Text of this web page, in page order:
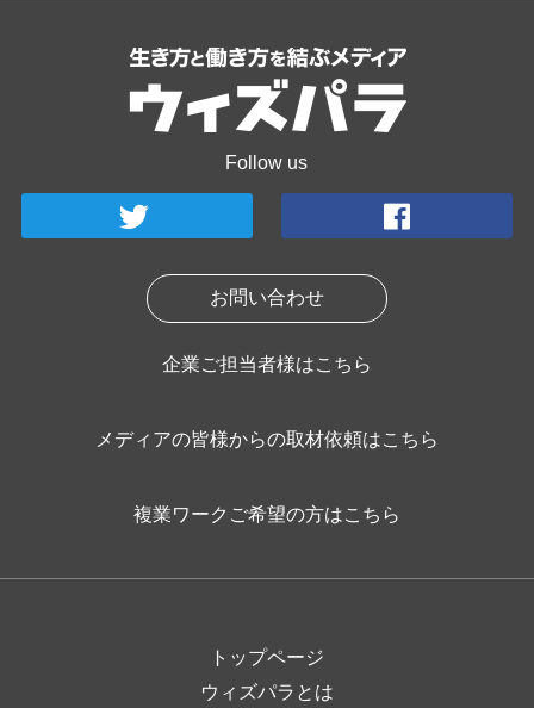
Follow us
お問い合わせ
企業ご担当者様はこちら
メディアの皆様からの取材依頼はこちら
複業ワークご希望の方はこちら
トップページ
ウィズパラとは